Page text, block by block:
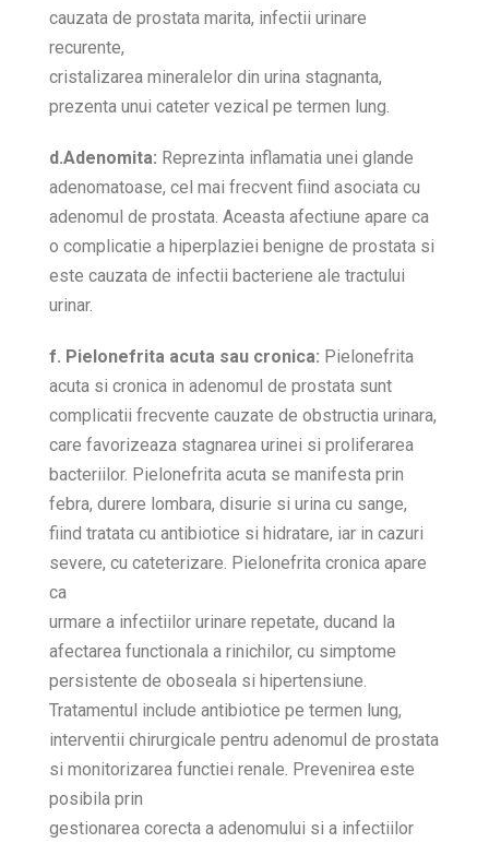
cauzata de prostata marita, infectii urinare
recurente,
cristalizarea mineralelor din urina stagnanta,
prezenta unui cateter vezical pe termen lung.
d.Adenomita: Reprezinta inflamatia unei glande
adenomatoase, cel mai frecvent fiind asociata cu
adenomul de prostata. Aceasta afectiune apare ca
o complicatie a hiperplaziei benigne de prostata si
este cauzata de infectii bacteriene ale tractului
urinar.
f. Pielonefrita acuta sau cronica: Pielonefrita
acuta si cronica in adenomul de prostata sunt
complicatii frecvente cauzate de obstructia urinara,
care favorizeaza stagnarea urinei si proliferarea
bacteriilor. Pielonefrita acuta se manifesta prin
febra, durere lombara, disurie si urina cu sange,
fiind tratata cu antibiotice si hidratare, iar in cazuri
severe, cu cateterizare. Pielonefrita cronica apare
ca
urmare a infectiilor urinare repetate, ducand la
afectarea functionala a rinichilor, cu simptome
persistente de oboseala si hipertensiune.
Tratamentul include antibiotice pe termen lung,
interventii chirurgicale pentru adenomul de prostata
si monitorizarea functiei renale. Prevenirea este
posibila prin
gestionarea corecta a adenomului si a infectiilor